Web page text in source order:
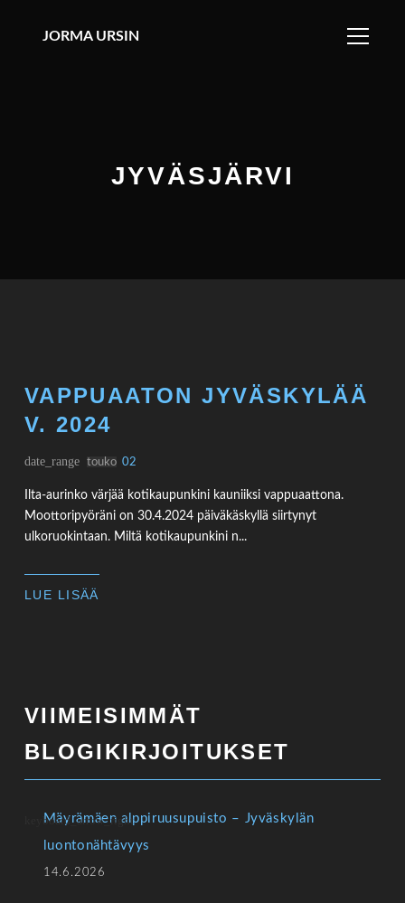
JORMA URSIN
JYVÄSJÄRVI
VAPPUAATON JYVÄSKYLÄÄ
V. 2024
date_range touko 02
Ilta-aurinko värjää kotikaupunkini kauniiksi vappuaattona.
Moottoripyöräni on 30.4.2024 päiväkäskyllä siirtynyt
ulkoruokintaan. Miltä kotikaupunkini n...
LUE LISÄÄ
VIIMEISIMMÄT
BLOGIKIRJOITUKSET
Mäyrämäen alppiruusupuisto – Jyväskylän
luontonähtävyys
14.6.2026